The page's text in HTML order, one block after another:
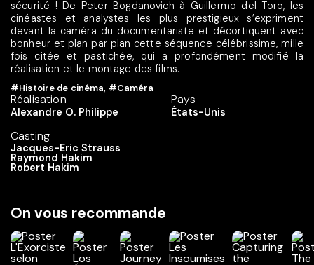
sécurité ! De Peter Bogdanovich à Guillermo del Toro, les
cinéastes et analystes les plus prestigieux s’expriment
devant la caméra du documentariste et décortiquent avec
bonheur et plan par plan cette séquence célébrissime, mille
fois citée et pastichée, qui a profondément modifié la
réalisation et le montage des films.
#Histoire de cinéma, #Caméra
Réalisation
Alexandre O. Philippe
Casting
Jacques-Eric Strauss
Raymond Hakim
Robert Hakim
Pays
États-Unis
On vous recommande